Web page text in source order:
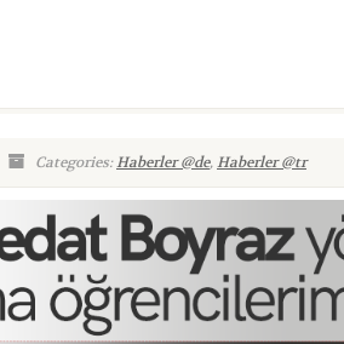
Categories:Haberler @de,Haberler @tr